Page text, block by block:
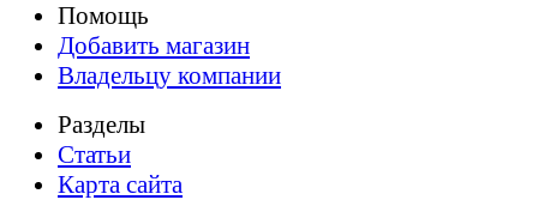
Помощь
Добавить магазин
Владельцу компании
Разделы
Статьи
Карта сайта